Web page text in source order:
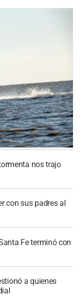
nos trajo
con sus padres al
Fe terminó con
a quienes